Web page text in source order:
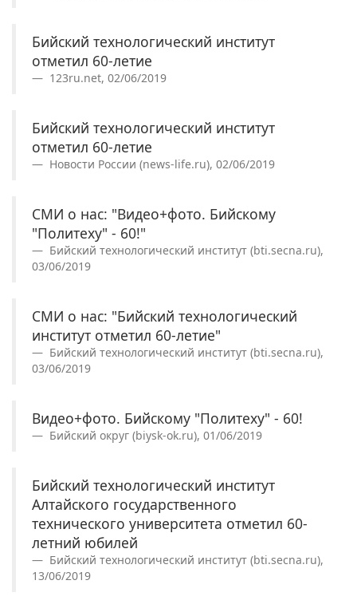
Бийский технологический институт
отметил 60-летие
123ru.net, 02/06/2019
Бийский технологический институт
отметил 60-летие
Новости России (news-life.ru), 02/06/2019
СМИ о нас: "Видео+фото. Бийскому
"Политеху" - 60!"
Бийский технологический институт (bti.secna.ru),
03/06/2019
СМИ о нас: "Бийский технологический
институт отметил 60-летие"
Бийский технологический институт (bti.secna.ru),
03/06/2019
Видео+фото. Бийскому "Политеху" - 60!
Бийский округ (biysk-ok.ru), 01/06/2019
Бийский технологический институт
Алтайского государственного
технического университета отметил 60-
летний юбилей
Бийский технологический институт (bti.secna.ru),
13/06/2019